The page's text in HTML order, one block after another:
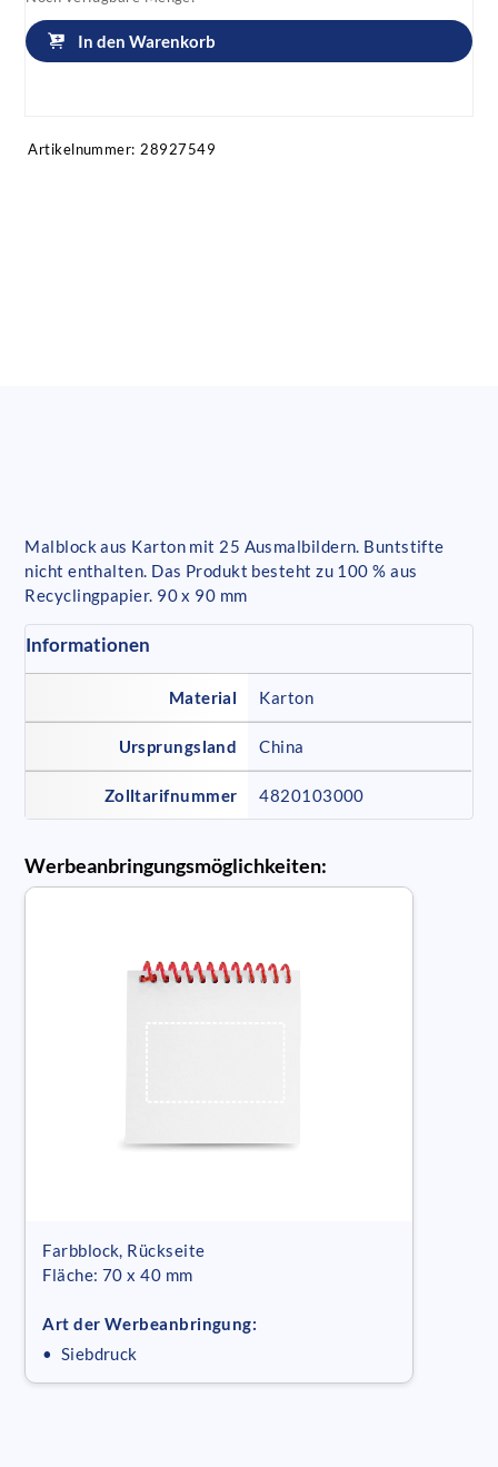
In den Warenkorb
Artikelnummer: 28927549
Malblock aus Karton mit 25 Ausmalbildern. Buntstifte
nicht enthalten. Das Produkt besteht zu 100 % aus
Recyclingpapier. 90 x 90 mm
Informationen
Material Karton
Ursprungsland China
Zolltarifnummer 4820103000
Werbeanbringungsmöglichkeiten:
Farbblock, Rückseite
Fläche: 70 x 40 mm
Art der Werbeanbringung:
• Siebdruck